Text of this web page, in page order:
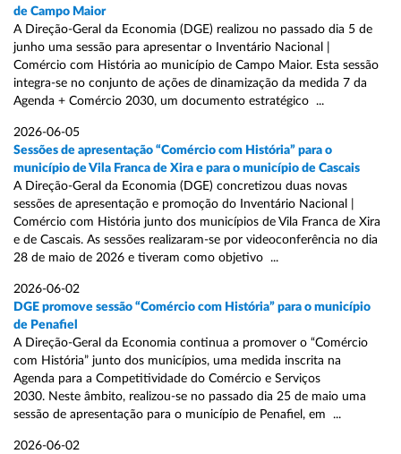
de Campo Maior
A Direção-Geral da Economia (DGE) realizou no passado dia 5 de
junho uma sessão para apresentar o Inventário Nacional |
Comércio com História ao município de Campo Maior. Esta sessão
integra-se no conjunto de ações de dinamização da medida 7 da
Agenda + Comércio 2030, um documento estratégico ...
2026-06-05
Sessões de apresentação “Comércio com História” para o
município de Vila Franca de Xira e para o município de Cascais
A Direção-Geral da Economia (DGE) concretizou duas novas
sessões de apresentação e promoção do Inventário Nacional |
Comércio com História junto dos municípios de Vila Franca de Xira
e de Cascais. As sessões realizaram-se por videoconferência no dia
28 de maio de 2026 e tiveram como objetivo ...
2026-06-02
DGE promove sessão “Comércio com História” para o município
de Penafiel
A Direção-Geral da Economia continua a promover o “Comércio
com História” junto dos municípios, uma medida inscrita na
Agenda para a Competitividade do Comércio e Serviços
2030. Neste âmbito, realizou-se no passado dia 25 de maio uma
sessão de apresentação para o município de Penafiel, em ...
2026-06-02